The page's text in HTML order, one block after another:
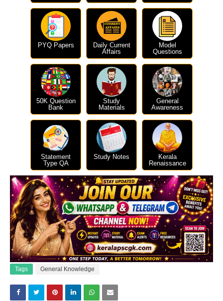
PYQ Papers
Daily Current
Affairs
Model
Questions
50K Question
Bank
Study
Materials
General
Awareness
Statement
Type QA
Study Notes
Kerala
Renaissance
Tags General Knowledge